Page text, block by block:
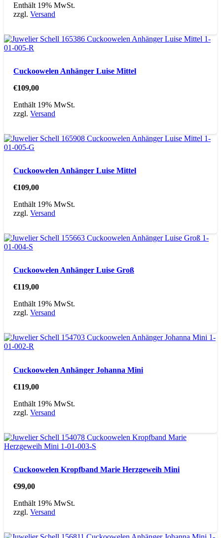
Enthält 19% MwSt.
zzgl.Versand
Cuckoowelen Anhänger Luise Mittel
€109,00
Enthält 19% MwSt.
zzgl.Versand
Cuckoowelen Anhänger Luise Mittel
€109,00
Enthält 19% MwSt.
zzgl.Versand
Cuckoowelen Anhänger Luise Groß
€119,00
Enthält 19% MwSt.
zzgl.Versand
Cuckoowelen Anhänger Johanna Mini
€119,00
Enthält 19% MwSt.
zzgl.Versand
Cuckoowelen Kropfband Marie Herzgeweih Mini
€99,00
Enthält 19% MwSt.
zzgl.Versand